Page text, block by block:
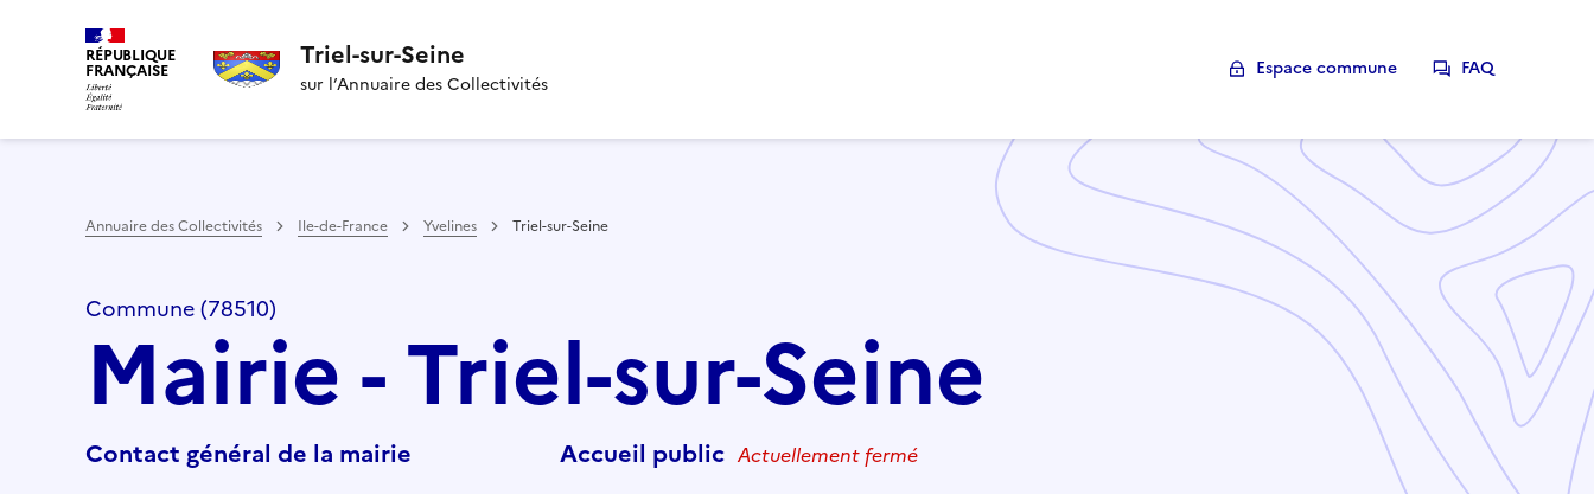
RÉPUBLIQUE
FRANÇAISE Triel-sur-Seine
sur l’Annuaire des Collectivités
Espace commune FAQ
Annuaire des Collectivités Ile-de-France Yvelines Triel-sur-Seine
Commune (78510)
Mairie - Triel-sur-Seine
Contact général de la mairie Accueil public Actuellement fermé